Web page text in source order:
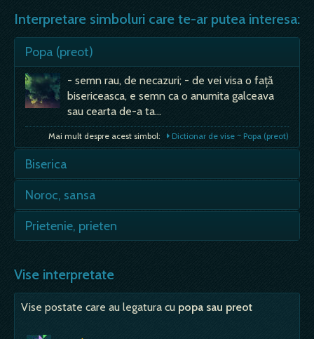
Interpretare simboluri care te-ar putea interesa:
Popa (preot)
- semn rau, de necazuri; - de vei visa o față
bisericeasca, e semn ca o anumita galceava
sau cearta de-a ta…
Mai mult despre acest simbol: Dictionar de vise ~ Popa (preot)
Biserica
- in vis intram destul de des intr-o Biserica,
fireste pentru ceremonii rituale dar si din alte
motive. Biserica este un…
Noroc, sansa
- Daca in vis esti fara noroc(ai ghinion),
inseamna ca iti plangi de mila. Dai vina cu
Mai mult despre acest simbol:
Prietenie, prieten
probabil ca esti deja tulbure din punct de
vedere sufletesc, iar visul vine…
Mai mult despre acest simbol: Dictionar de vise ~ Prietenie, prieten
Vise interpretate
Vise postate care au legatura cu popa sau preot